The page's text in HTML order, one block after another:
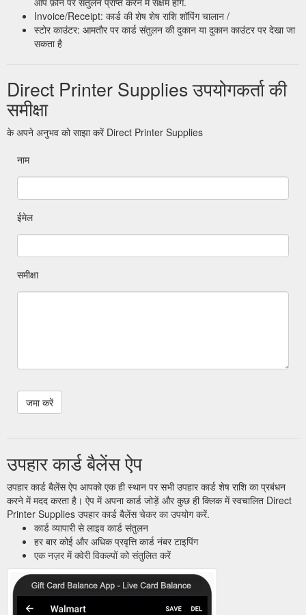
Invoice/Receipt: कार्ड की शेष शेष राशि शॉपिंग चालान /
स्टोर काउंटर: आमतौर पर कार्ड संतुलन की दुकान या दुकान काउंटर पर देखा जा
सकता है
Direct Printer Supplies उपयोगकर्ता की
समीक्षा
के अपने अनुभव को साझा करें Direct Printer Supplies
नाम
ईमेल
समीक्षा
उपहार कार्ड बैलेंस ऐप
उपहार कार्ड बैलेंस ऐप आपको एक ही स्थान पर सभी उपहार कार्ड शेष राशि का प्रबंधन
करने में मदद करता है। ऐप में अपना कार्ड जोड़ें और कुछ ही क्लिक में स्वचालित Direct
Printer Supplies उपहार कार्ड बैलेंस चेकर का उपयोग करें.
कार्ड व्यापारी से लाइव कार्ड संतुलन
हर बार कोई और अधिक प्रवृत्ति कार्ड नंबर टाइपिंग
एक नज़र में क्वेरी विकल्पों को संतुलित करें